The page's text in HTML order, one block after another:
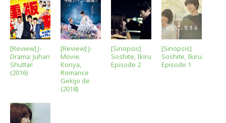
[Review] J-
Drama: Juhan
Shuttai!
(2016)
[Review] J-
Movie:
Konya,
Romance
Gekijo de
(2018)
[Sinopsis]
Soshite, Ikiru
Episode 2
[Sinopsis]
Soshite, Ikiru
Episode 1